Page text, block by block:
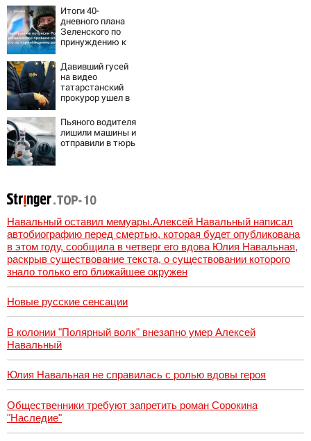
маленькую
девочку с
игрушкой
Итоги 40-
дневного плана
Зеленского по
принуждению к
ответила Россия,
полный разбор
провала операции
Украины от
военкора Коца
Давивший гусей
на видео
татарстанский
прокурор ушел в
09/08/2026 –
Новости
Пьяного водителя
лишили машины и
отправили в тюрь
Навальный оставил мемуары.Алексей Навальный написал
автобиографию перед смертью, которая будет опубликована
в этом году, сообщила в четверг его вдова Юлия Навальная,
раскрыв существование текста, о существовании которого
знало только его ближайшее окружен
Новые русские сенсации
В колонии "Полярный волк" внезапно умер Алексей
Навальный
Юлия Навальная не справилась с ролью вдовы героя
Общественники требуют запретить роман Сорокина
"Наследие"